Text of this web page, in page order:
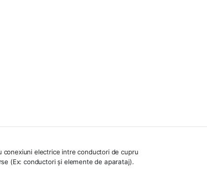
electrice intre conductori de cupru
(Ex: conductori şi elemente de aparataj).